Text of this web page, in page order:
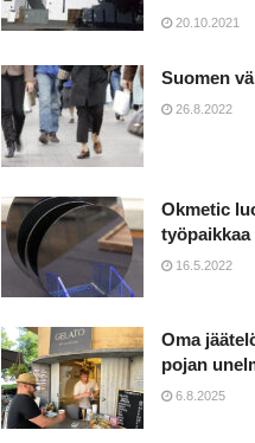
20.10.2021
Suomen
26.8.2022
Okmetic
työpaikkaa
16.5.2022
Oma
pojan
6.8.2025